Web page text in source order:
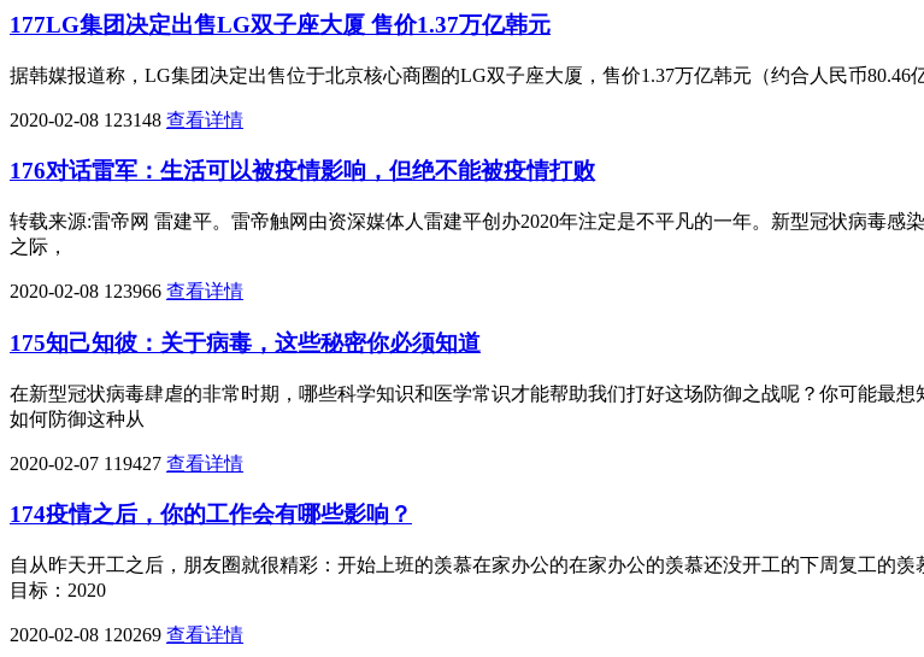
177LG集团决定出售LG双子座大厦 售价1.37万亿韩元
据韩媒报道称，LG集团决定出售位于北京核心商圈的LG双子座大厦，售价1.37万亿韩元（约合人民币
2020-02-08 123148 查看详情
176对话雷军：生活可以被疫情影响，但绝不能被疫情打败
转载来源:雷帝网 雷建平。雷帝触网由资深媒体人雷建平创办2020年注定是不平凡的一年。新型冠状病毒
之际，
2020-02-08 123966 查看详情
175知己知彼：关于病毒，这些秘密你必须知道
在新型冠状病毒肆虐的非常时期，哪些科学知识和医学常识才能帮助我们打好这场防御之战呢？你可能最
如何防御这种从
2020-02-07 119427 查看详情
174疫情之后，你的工作会有哪些影响？
自从昨天开工之后，朋友圈就很精彩：开始上班的羡慕在家办公的在家办公的羡慕还没开工的下周复工
目标：2020
2020-02-08 120269 查看详情